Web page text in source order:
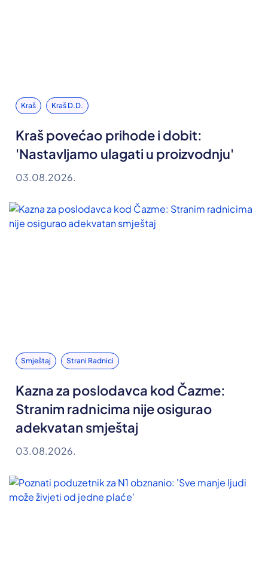
Kraš Kraš D.d.
Kraš povećao prihode i dobit:
'Nastavljamo ulagati u proizvodnju'
03.08.2026.
Smještaj Strani Radnici
Kazna za poslodavca kod Čazme:
Stranim radnicima nije osigurao
adekvatan smještaj
03.08.2026.